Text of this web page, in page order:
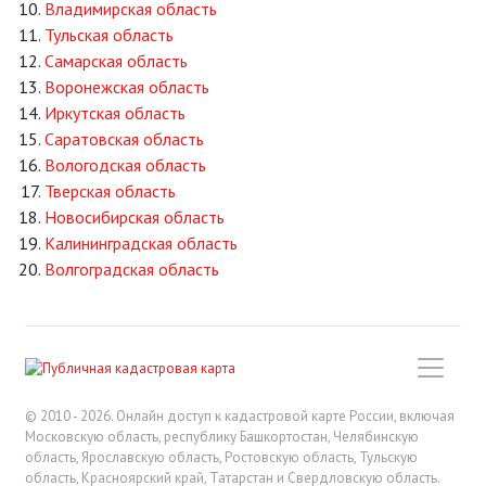
Владимирская область
Тульская область
Самарская область
Воронежская область
Иркутская область
Саратовская область
Вологодская область
Тверская область
Новосибирская область
Калининградская область
Волгоградская область
© 2010 - 2026. Онлайн доступ к кадастровой карте России, включая
Московскую область, республику Башкортостан, Челябинскую
область, Ярославскую область, Ростовскую область, Тульскую
область, Красноярский край, Татарстан и Свердловскую область.